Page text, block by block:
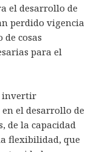
el desarrollo de
perdido vigencia
cosas
para el
invertir
el desarrollo de
de la capacidad
flexibilidad, que